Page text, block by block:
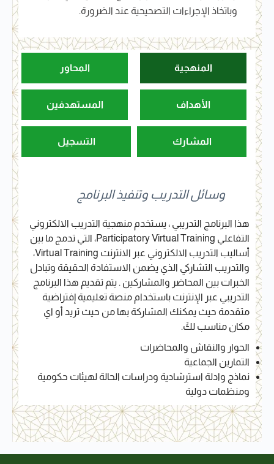
وباتخاذ الإجراءات التصحيحية عند الضرورة.
المنهجية المحاور
الأهداف المستهدفين
المشارك التسجيل
وسائل التدريب وتنفيذ البرنامج
هذا البرنامج التدريبي ، يستخدم منهجية التدريب الالكتروني
التفاعلي Participatory Virtual Training، التي تدمج ما بين
أساليب التدريب الالكتروني عبر الانترنت Virtual Training،
والتدريب التشاركي الذي يضمن الاستفادة الحقيقة وتبادل
الخبرات بين المحاضر والمشاركين . يتم تقديم هذا البرنامج
التدريبي عبر الإنترنت باستخدام منصة تعليمية إفتراضية
متقدمة حيث يمكنك المشاركة بها من حيث تريد أو اي
مكان مناسب لكَ.
الحوار والنقاش والمحاضرات
التمارين الجماعية
نماذج وادلة استرشادية ودراسات الحالة لهيئات حكومية
ومنظمات دولية